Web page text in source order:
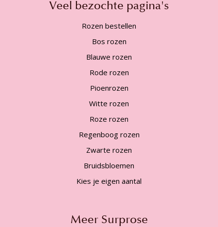
Veel bezochte pagina's
Rozen bestellen
Bos rozen
Blauwe rozen
Rode rozen
Pioenrozen
Witte rozen
Roze rozen
Regenboog rozen
Zwarte rozen
Bruidsbloemen
Kies je eigen aantal
Meer Surprose